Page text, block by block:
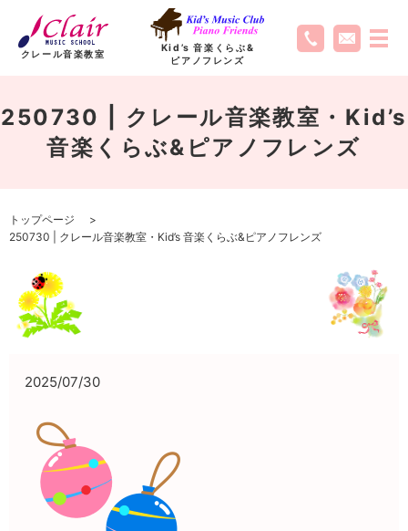
クレール音楽教室
Kid’s 音楽くらぶ&
ピアノフレンズ
250730 | クレール音楽教室・Kid’s
音楽くらぶ&ピアノフレンズ
トップページ
250730 | クレール音楽教室・Kid’s 音楽くらぶ&ピアノフレンズ
2025/07/30